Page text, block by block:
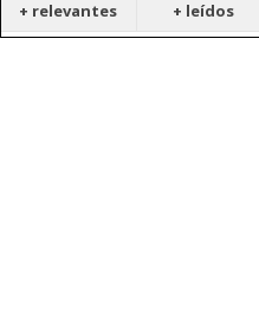
+ relevantes + leídos